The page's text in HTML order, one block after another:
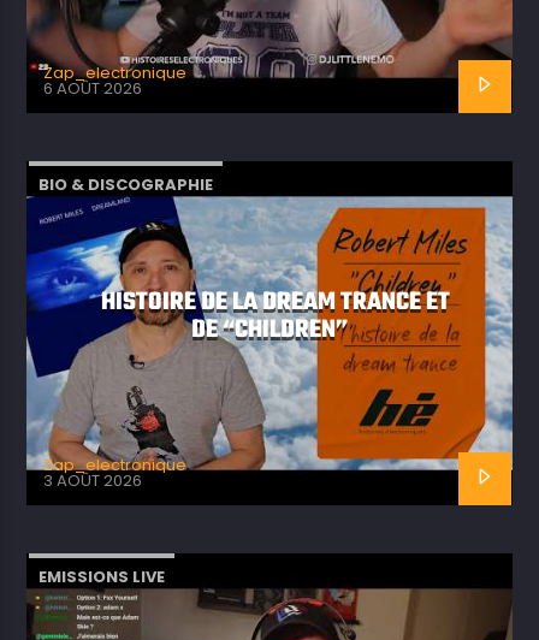
Zap_electronique
6 AOÛT 2026
BIO & DISCOGRAPHIE
HISTOIRE DE LA DREAM TRANCE ET
DE “CHILDREN”
Zap_electronique
3 AOÛT 2026
EMISSIONS LIVE